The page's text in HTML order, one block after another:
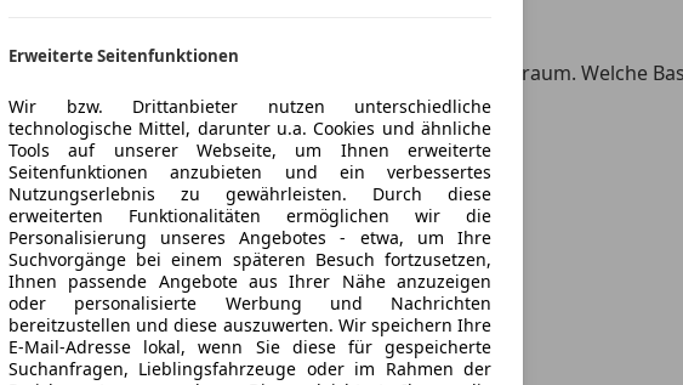
Erweiterte Seitenfunktionen
Wir bzw. Drittanbieter nutzen unterschiedliche
technologische Mittel, darunter u.a. Cookies und ähnliche
Tools auf unserer Webseite, um Ihnen erweiterte
Seitenfunktionen anzubieten und ein verbessertes
Nutzungserlebnis zu gewährleisten. Durch diese
erweiterten Funktionalitäten ermöglichen wir die
Personalisierung unseres Angebotes - etwa, um Ihre
Suchvorgänge bei einem späteren Besuch fortzusetzen,
Ihnen passende Angebote aus Ihrer Nähe anzuzeigen
oder personalisierte Werbung und Nachrichten
bereitzustellen und diese auszuwerten. Wir speichern Ihre
E-Mail-Adresse lokal, wenn Sie diese für gespeicherte
Suchanfragen, Lieblingsfahrzeuge oder im Rahmen der
Kontakt zur Zivilisation auskommen – ein wahrer Traum. Welche
dein Vorhaben ist, erfährst du hier.